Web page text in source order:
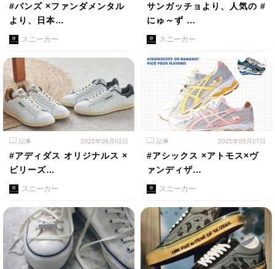
#バンズ ×ファンダメンタル
より、日本…
スニーカー
サンガッチョより、人気の #
にゅ～ず …
スニーカー
記事 2025年06月02日
#アディダス オリジナルス ×
ビリーズ…
スニーカー
記事 2025年05月27日
#アシックス ×アトモス×ヴ
ァンディザ…
スニーカー